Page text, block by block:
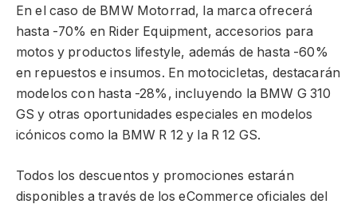
En el caso de BMW Motorrad, la marca ofrecerá
hasta -70% en Rider Equipment, accesorios para
motos y productos lifestyle, además de hasta -60%
en repuestos e insumos. En motocicletas, destacarán
modelos con hasta -28%, incluyendo la BMW G 310
GS y otras oportunidades especiales en modelos
icónicos como la BMW R 12 y la R 12 GS.
Todos los descuentos y promociones estarán
disponibles a través de los eCommerce oficiales del